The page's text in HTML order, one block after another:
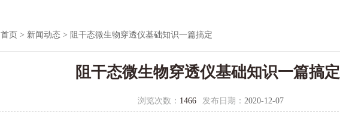
首页 > 新闻动态 > 阻干态微生物穿透仪基础知识一篇搞定
阻干态微生物穿透仪基础知识一篇搞定
浏览次数： 1466 发布日期： 2020-12-07